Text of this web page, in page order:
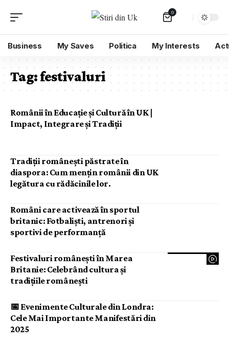
0
Business My Saves Politica My Interests
Tag:festivaluri
Românii în Educație și Cultură în UK |
Impact, Integrare și Tradiții
Tradiții românești păstrate în
diaspora: Cum mențin românii din UK
legătura cu rădăcinile lor.
Români care activează în sportul
britanic: Fotbaliști, antrenori și
sportivi de performanță
Festivaluri românești în Marea
Britanie: Celebrând cultura și
tradițiile românești
📅 Evenimente Culturale din Londra:
Cele Mai Importante Manifestări din
2025